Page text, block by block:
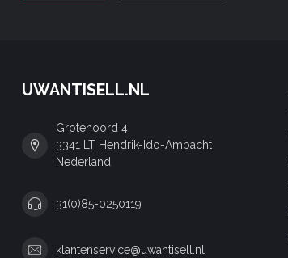
UWANTISELL.NL
Grotenoord 4
3341 LT Hendrik-Ido-Ambacht
Nederland
31(0)85-0250119
klantenservice@uwantisell.nl